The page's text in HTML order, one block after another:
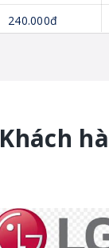
240.000đ
Khách